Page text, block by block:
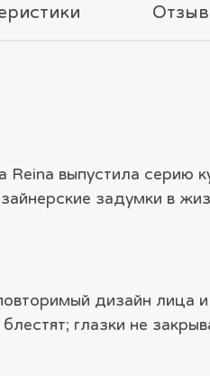
выпустила
задумки в
дизайн лица
глазки не